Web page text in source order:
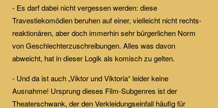
- Es darf dabei nicht vergessen werden: diese
Travestiekomödien beruhen auf einer, vielleicht nicht rechts-
reaktionären, aber doch immerhin sehr bürgerlichen Norm
von Geschlechterzuschreibungen. Alles was davon
abweicht, hat in dieser Logik als komisch zu gelten.
- Und da ist auch „Viktor und Viktoria“ leider keine
Ausnahme! Ursprung dieses Film-Subgenres ist der
Theaterschwank, der den Verkleidungseinfall häufig für